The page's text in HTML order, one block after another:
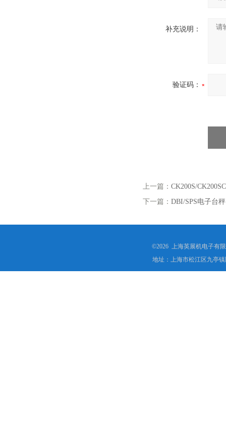
补充说明：
验证码：
上一篇： CK200S/
下一篇： DBI/SPS电子台秤
©2026 上海英展机电子有
地址：上海市松江区九亭镇